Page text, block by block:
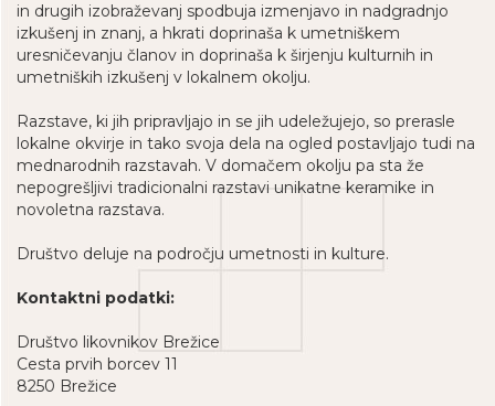
in drugih izobraževanj spodbuja izmenjavo in nadgradnjo
izkušenj in znanj, a hkrati doprinaša k umetniškem
uresničevanju članov in doprinaša k širjenju kulturnih in
umetniških izkušenj v lokalnem okolju.
Razstave, ki jih pripravljajo in se jih udeležujejo, so prerasle
lokalne okvirje in tako svoja dela na ogled postavljajo tudi na
mednarodnih razstavah. V domačem okolju pa sta že
nepogrešljivi tradicionalni razstavi unikatne keramike in
novoletna razstava.
Društvo deluje na področju umetnosti in kulture.
Kontaktni podatki:
Društvo likovnikov Brežice
Cesta prvih borcev 11
8250 Brežice